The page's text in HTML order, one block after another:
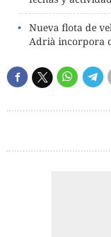
Nueva flota de
Adrià incorpora